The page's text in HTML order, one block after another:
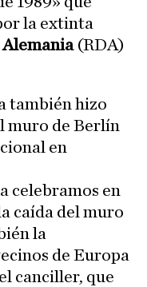
la extinta
(RDA)
también hizo
muro de Berlín
en
celebramos en
caída del muro
la
de Europa
canciller, que